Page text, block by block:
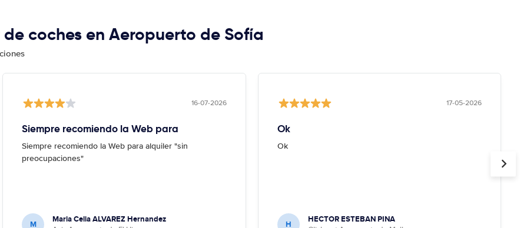
coches en Aeropuerto de Sofía
16-07-2026
Siempre recomiendo la Web para
Siempre recomiendo la Web para alquiler "sin
preocupaciones"
M Maria Celia ALVAREZ Hernandez
17-05-2026
Ok
Ok
H HECTOR ESTEBAN PINA